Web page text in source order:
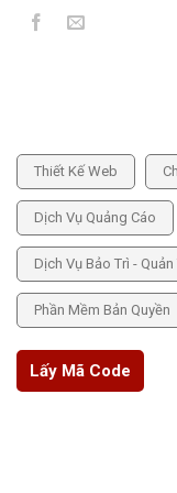
Thiết Kế Web
Dịch Vụ Quảng Cáo
Dịch Vụ Bảo Trì -
Phần Mềm Bản Quyền
Lấy Mã Code